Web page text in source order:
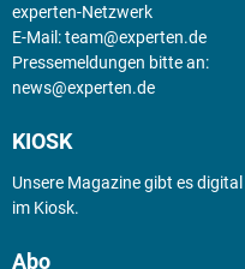
experten-Netzwerk
E-Mail:team@experten.de
Pressemeldungen bitte an:
news@experten.de
KIOSK
Unsere Magazine gibt es digital
im Kiosk.
Abo